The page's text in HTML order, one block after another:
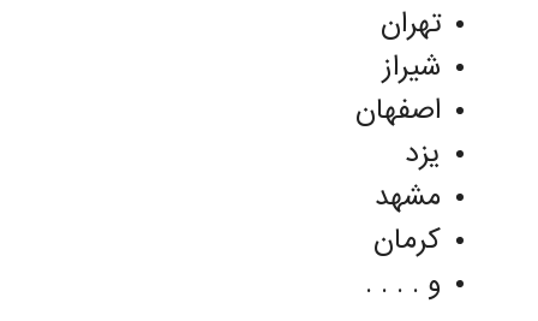
تهران
شیراز
اصفهان
یزد
مشهد
کرمان
و . . . .